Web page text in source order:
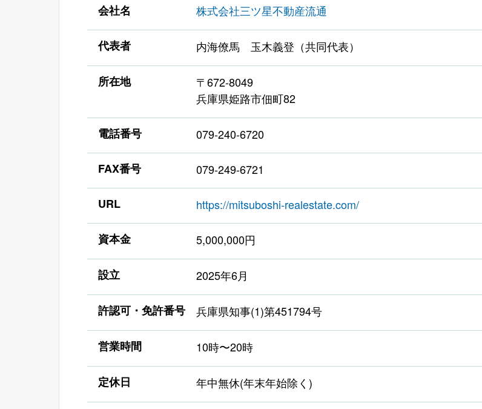
会社名 株式会社三ツ星不動産流通
代表者 内海僚馬 玉木義登（共同代表）
所在地
〒672-8049
兵庫県姫路市佃町82
電話番号 079-240-6720
FAX番号 079-249-6721
URL https://mitsuboshi-realestate.com/
資本金 5,000,000円
設立 2025年6月
許認可・免許番号 兵庫県知事(1)第451794号
営業時間 10時〜20時
定休日 年中無休(年末年始除く)